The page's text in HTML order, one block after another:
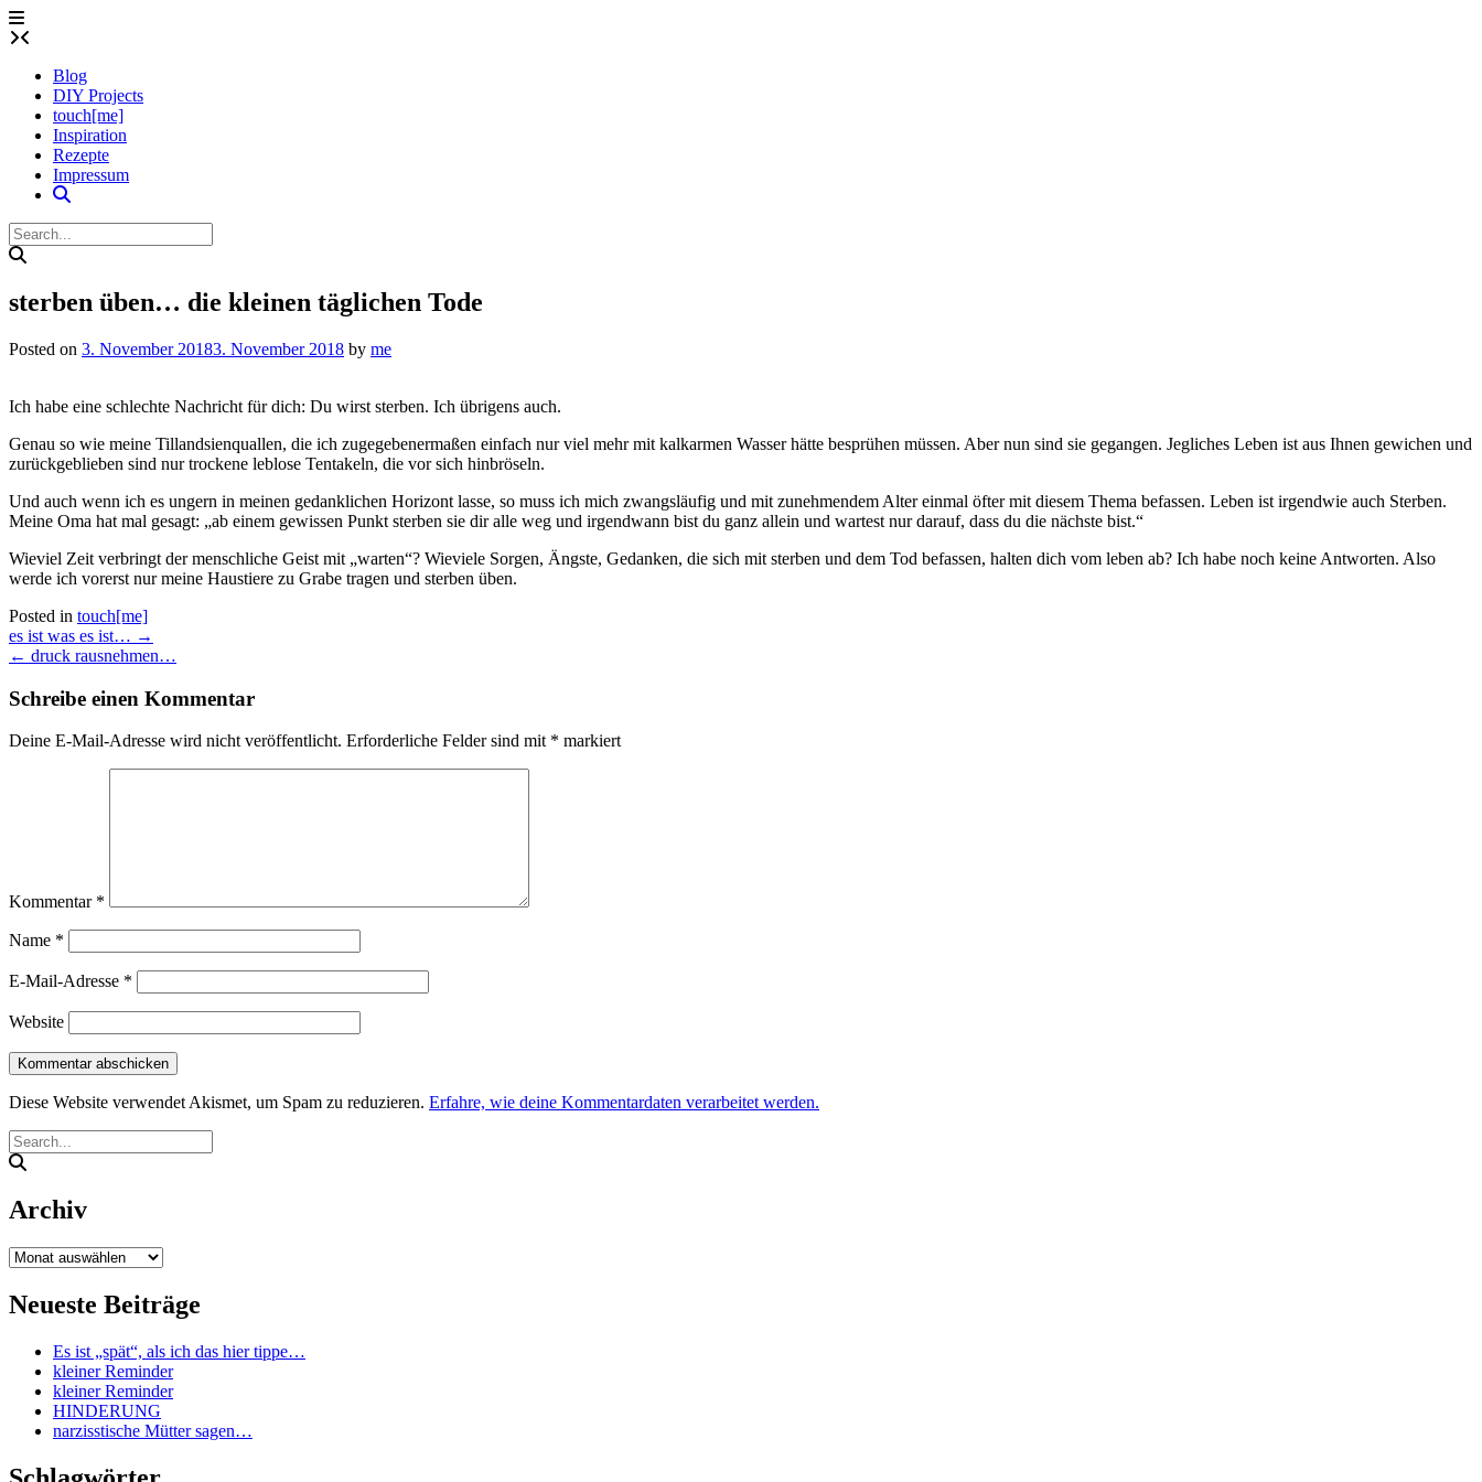
Skip
to
Blog
DIY Projects
touch[me]
Inspiration
Rezepte
Impressum
sterben üben… die kleinen täglichen Tode
Posted on 3. November 20183. November 2018 by me
Ich habe eine schlechte Nachricht für dich: Du wirst sterben. Ich übrigens auch.
Genau so wie meine Tillandsienquallen, die ich zugegebenermaßen einfach nur viel mehr mit kalkarmen Wasser hätte besprühen müssen. Aber nun sind sie gegangen. Jegliches Leben ist aus Ihnen gewichen und
zurückgeblieben sind nur trockene leblose Tentakeln, die vor sich hinbröseln.
Und auch wenn ich es ungern in meinen gedanklichen Horizont lasse, so muss ich mich zwangsläufig und mit zunehmendem Alter einmal öfter mit diesem Thema befassen. Leben ist irgendwie auch Sterben.
Meine Oma hat mal gesagt: „ab einem gewissen Punkt sterben sie dir alle weg und irgendwann bist du ganz allein und wartest nur darauf, dass du die nächste bist.“
Wieviel Zeit verbringt der menschliche Geist mit „warten“? Wieviele Sorgen, Ängste, Gedanken, die sich mit sterben und dem Tod befassen, halten dich vom leben ab? Ich habe noch keine Antworten. Also
werde ich vorerst nur meine Haustiere zu Grabe tragen und sterben üben.
Posted in touch[me]
Post
navigation
es ist was es ist… →
← druck rausnehmen…
Schreibe einen Kommentar
Deine E-Mail-Adresse wird nicht veröffentlicht. Erforderliche Felder sind mit * markiert
Kommentar *
Name *
E-Mail-Adresse *
Website
Diese Website verwendet Akismet, um Spam zu reduzieren. Erfahre, wie deine Kommentardaten verarbeitet werden.
Archiv
Archiv
Neueste Beiträge
Es ist „spät“, als ich das hier tippe…
kleiner Reminder
kleiner Reminder
HINDERUNG
narzisstische Mütter sagen…